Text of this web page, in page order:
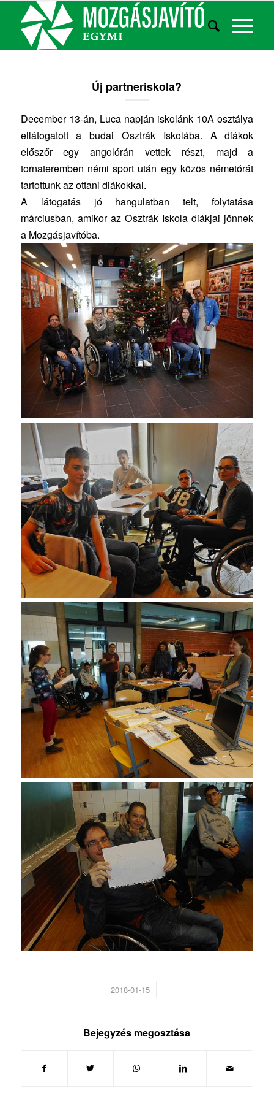
Új partneriskola?
December 13-án, Luca napján iskolánk 10A osztálya
ellátogatott a budai Osztrák Iskolába. A diákok
előszőr egy angolórán vettek részt, majd a
tornateremben némi sport után egy közös németórát
tartottunk az ottani diákokkal.
A látogatás jó hangulatban telt, folytatása
márciusban, amikor az Osztrák Iskola diákjai jönnek
a Mozgásjavítóba.
2018-01-15
/
Bejegyzés megosztása